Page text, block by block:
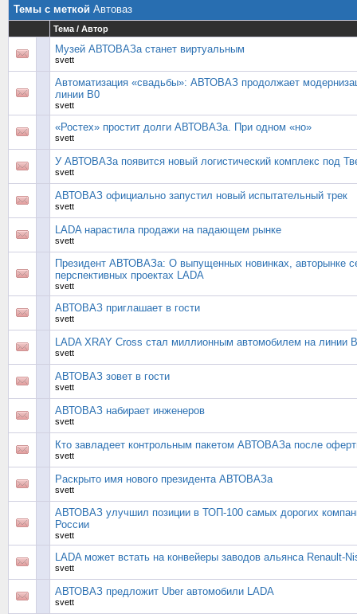
Темы с меткой Автоваз
Тема / Автор
Музей АВТОВАЗа станет виртуальным
svett
Автоматизация «свадьбы»: АВТОВАЗ продолжает
линии В0
svett
«Ростех» простит долги АВТОВАЗа. При одном «но»
svett
У АВТОВАЗа появится новый логистический комплекс под
svett
АВТОВАЗ официально запустил новый испытательный трек
svett
LADA нарастила продажи на падающем рынке
svett
Президент АВТОВАЗа: О выпущенных новинках, авторынке
перспективных проектах LADA
svett
АВТОВАЗ приглашает в гости
svett
LADA XRAY Cross стал миллионным автомобилем на линии
svett
АВТОВАЗ зовет в гости
svett
АВТОВАЗ набирает инженеров
svett
Кто завладеет контрольным пакетом АВТОВАЗа после
svett
Раскрыто имя нового президента АВТОВАЗа
svett
АВТОВАЗ улучшил позиции в ТОП-100 самых дорогих
России
svett
LADA может встать на конвейеры заводов альянса Renault-
svett
АВТОВАЗ предложит Uber автомобили LADA
svett